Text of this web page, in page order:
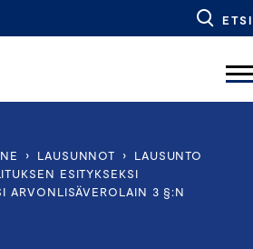
ETSI
› LAUSUNNOT ›
LAUSUNTO
ESITYKSEKSI
ARVONLISÄVEROLAIN 3 §:N